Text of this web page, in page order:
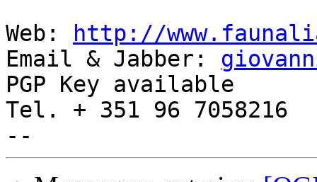
Web:
http://
Email & Jabber:
PGP Key available
Tel. + 351 96 7058216